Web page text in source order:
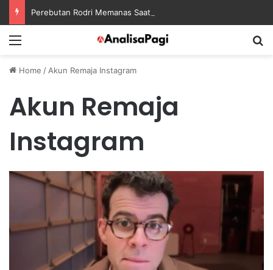
Home / Akun Remaja Instagram
Akun Remaja
Instagram